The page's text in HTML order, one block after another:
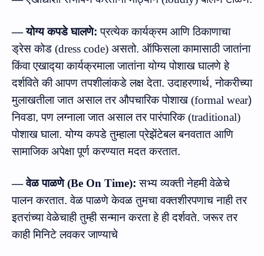
— योग्य कपडे घालणे: प्रत्येक कार्यक्रम आणि ठिकाणाचा
ड्रेस कोड (dress code) असतो. ऑफिसला कामासाठी जातांना
किंवा एखाद्‍या कार्यक्रमाला जातांना योग्य पोशाख घालणे हे
दर्शविते की आपण तपशीलांकडे लक्ष देता.उदाहरणार्थ,नोकरीच्या
मुलाखतीला जात असाल तर औपचारिक पोशाख (formal wear)
निवडा,पण लग्नाला जात असाल तर पारंपारिक(traditional)
पोशाख घाला.योग्य कपडे तुम्हाला प्रेझेंटेबल बनवतात आणि
सामाजिक अपेक्षा पूर्ण करण्यात मदत करतात.
— वेळ पाळणे(Be On Time): सभ्‍य व्‍यक्‍ती नेहमी वेळेचे
पालन करतात. वेळ पाळणे केवळ तुमचा वक्तशीरपणाच नाही तर
इतरांच्या वेळेचाही तुम्‍ही सन्‍मान करता हे ही दर्शवते. जरूर तर
काही मिनिटे लवकर जाण्याचे